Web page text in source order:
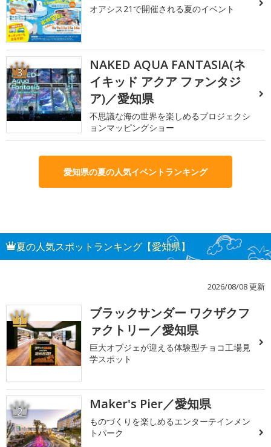
オアシス21で開催される夏のイベント
3
NAKED AQUA FANTASIA(ネ
イキッド アクア ファンタジ
ア)／愛知県
不思議な海の世界を楽しめるプロジェクシ
ョンマッピングショー
愛知県の夏の人気イベントランキング
夏の人気スポットランキング【愛知県】
2026/08/08 更新
1
ブラックサンダー ワクザクフ
ァクトリー／愛知県
巨大オブジェが迎える体験型チョコ工場見
学スポット
2 Maker's Pier／愛知県
ものづくりを楽しめるエンターテインメン
トパーク